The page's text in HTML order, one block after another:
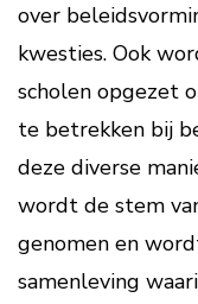
over
kwesties. Ook
scholen opgezet
te betrekken bij
deze diverse
wordt de stem
genomen en
samenleving